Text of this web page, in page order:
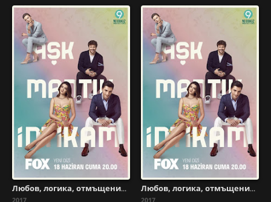
Любов, логика, отмъщение - Сезон 1 Епизод 18
2017
Любов, логика, отмъщение - Сезон 1 Епизод 17
2017